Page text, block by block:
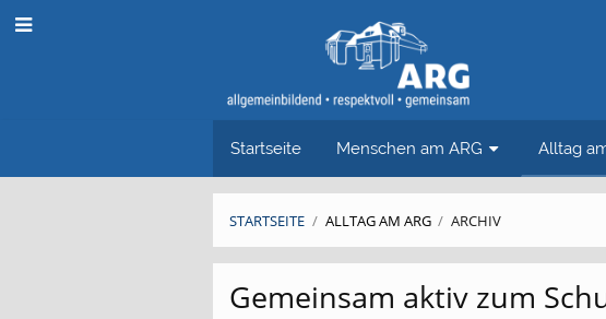
Startseite Menschen am ARG Alltag
STARTSEITE / ALLTAG AM ARG / ARCHIV
Archiv
Gemeinsam aktiv zum